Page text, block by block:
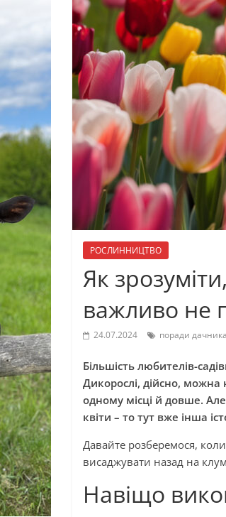
РОСЛИННИЦТВО
Як
важливо не
24.07.2024 поради
Більшість любителів-
Дикорослі, дійсно,
одному місці й довше.
квіти – то тут вже інша
Давайте розберемося,
висаджувати назад на
Навіщо